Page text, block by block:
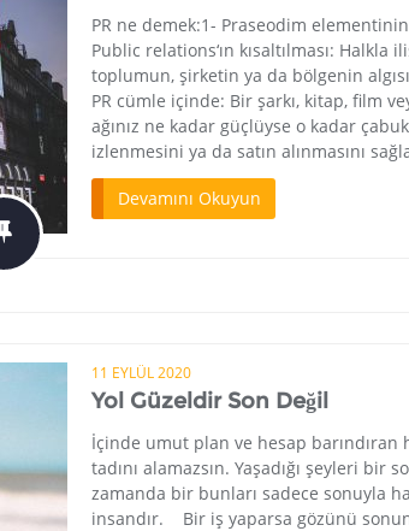
PR ne demek:1- Praseodim
Public relations‘ın kısaltılması:
toplumun, şirketin ya da bölgenin
PR cümle içinde: Bir şarkı, kitap, film
ağınız ne kadar güçlüyse o kadar çabuk
izlenmesini ya da satın alınmasını
Devamını Okuyun
11 EYLÜL 2020
Yol Güzeldir Son Değil
İçinde umut plan ve hesap barındıran
tadını alamazsın. Yaşadığı şeyleri bir
zamanda bir bunları sadece sonuyla
insandır. Bir iş yaparsa gözünü